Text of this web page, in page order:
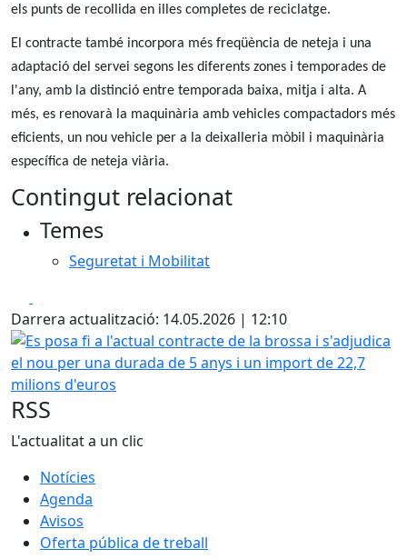
els punts de recollida en illes completes de reciclatge.
El contracte també incorpora més freqüència de neteja i una
adaptació del servei segons les diferents zones i temporades de
l'any, amb la distinció entre temporada baixa, mitja i alta. A
més, es renovarà la maquinària amb vehicles compactadors més
eficients, un nou vehicle per a la deixalleria mòbil i maquinària
específica de neteja viària.
Contingut relacionat
Temes
Seguretat i Mobilitat
Darrera actualització: 14.05.2026 | 12:10
Es posa fi a l'actual contracte de la brossa i s'adjudica
RSS
L'actualitat a un clic
Notícies
Agenda
Avisos
Oferta pública de treball